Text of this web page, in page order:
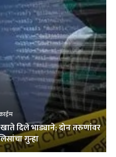
दिले भाड्याने; दोन तरुणांवर
गुन्हा